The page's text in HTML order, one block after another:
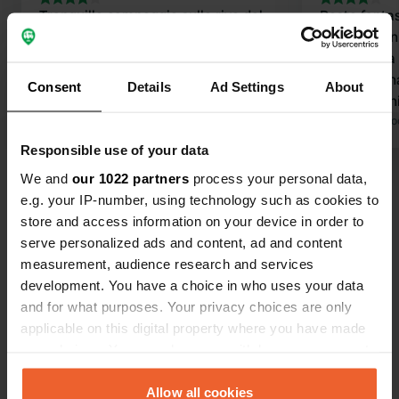
Consent Details Ad Settings About
Responsible use of your data
We and our 1022 partners process your personal data,
e.g. your IP-number, using technology such as cookies to
store and access information on your device in order to
serve personalized ads and content, ad and content
measurement, audience research and services
development. You have a choice in who uses your data
and for what purposes. Your privacy choices are only
applicable on this digital property where you have made
any time from the Cookie Declaration or by clicking on
the Privacy trigger icon.Allow all cookies
Tranquillo campeggio sulle rive del
la tranquillità, questo è il luogo ideale.
Alcune piazzole sono ombreggiate
Posto
Servizi
potabile è
tariffa
anche un
acquistare
Tradotto da
Visualizza tutte le 118 recensioni
Sei stato qui?
Contatto